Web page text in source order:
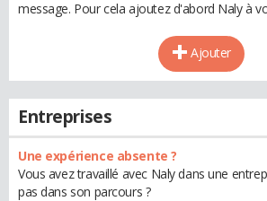
message. Pour cela ajoutez d'abord Naly à
Ajouter
Entreprises
Une expérience absente ?
Vous avez travaillé avec Naly dans une
pas dans son parcours ?